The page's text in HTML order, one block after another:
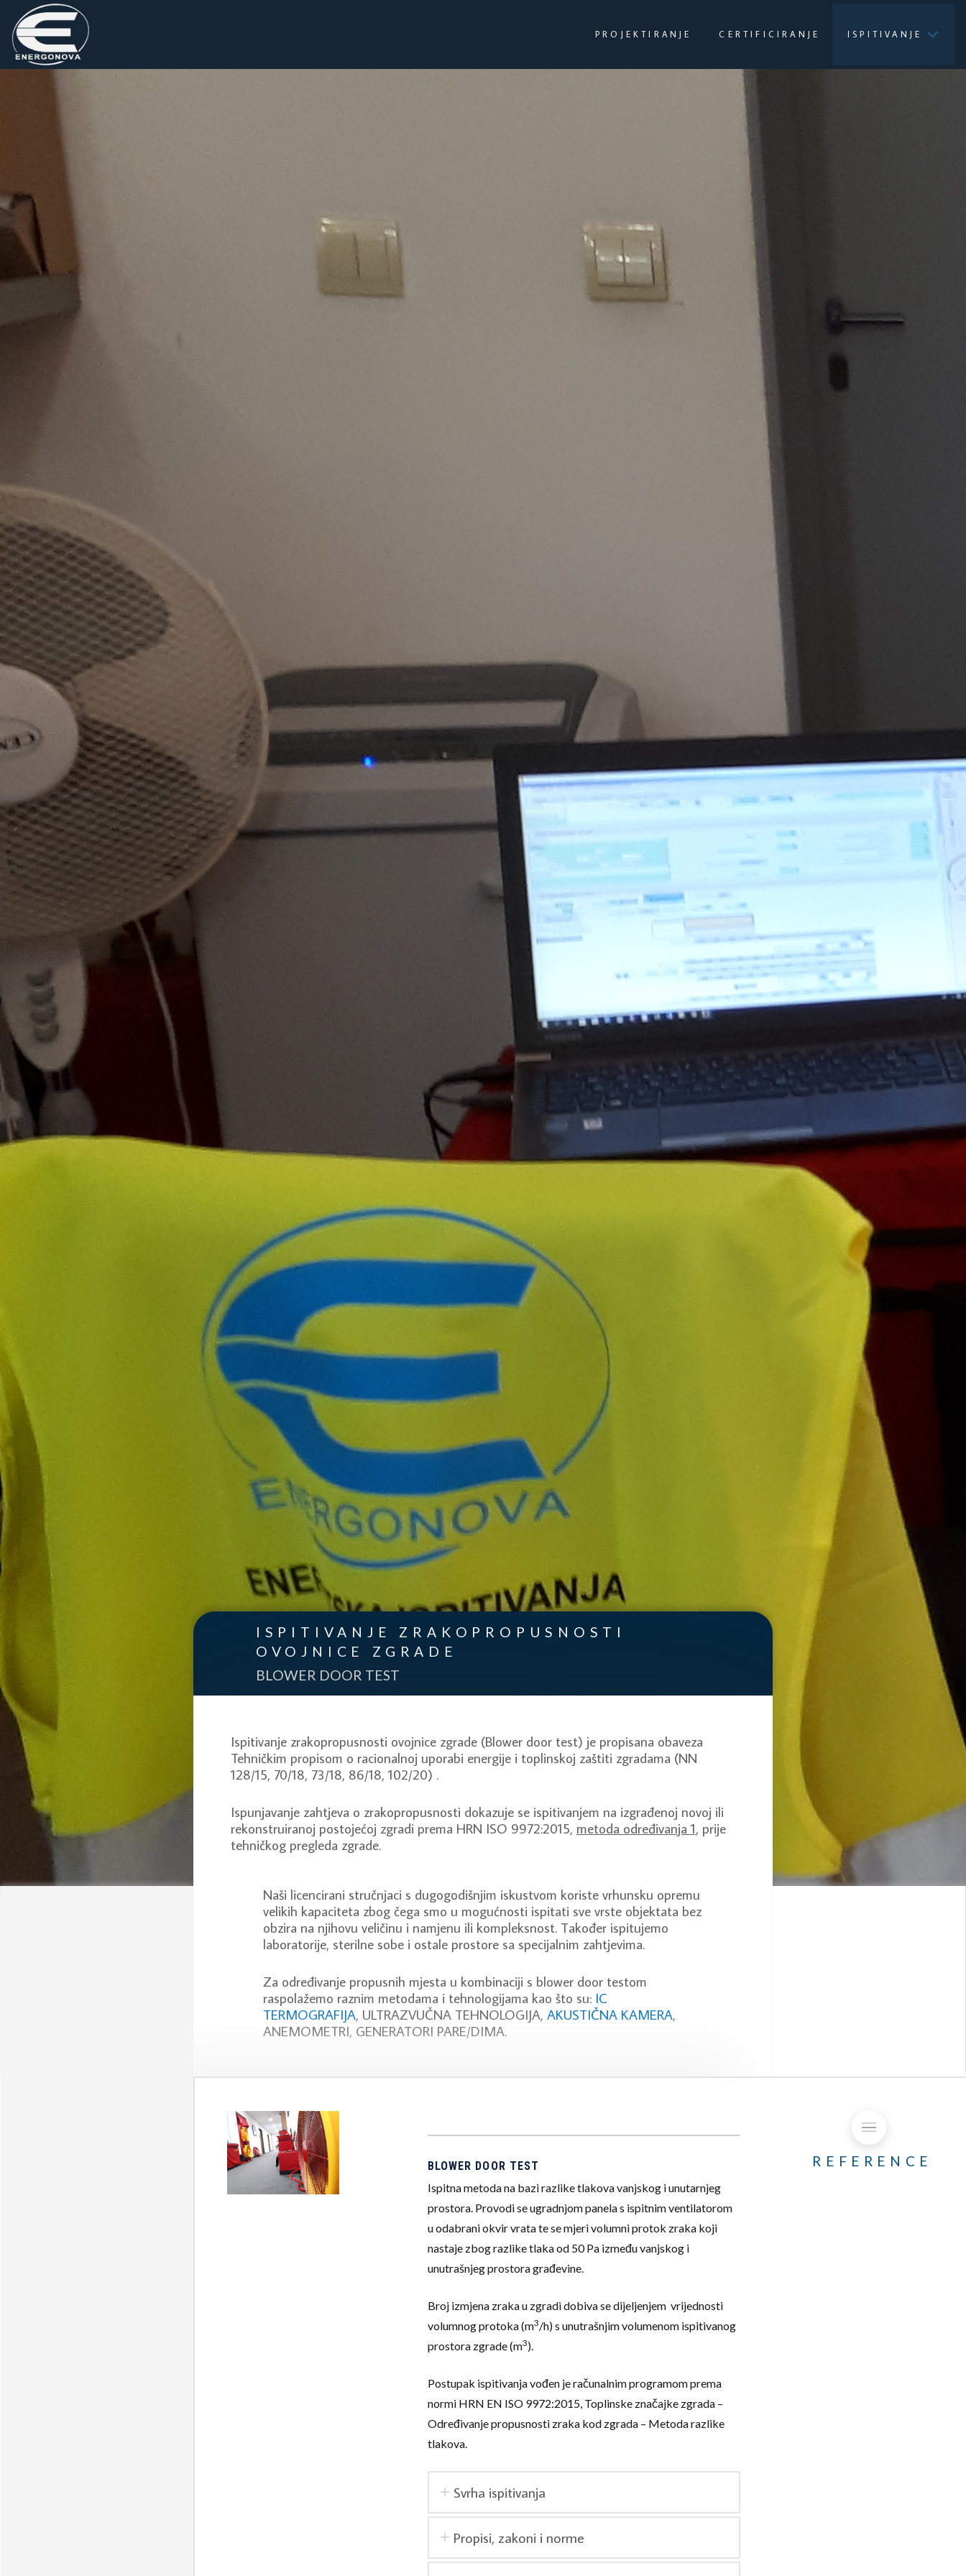
PROJEKTIRANJE CERTIFICIRANJE ISPITIVANJE
ISPITIVANJE ZRAKOPROPUSNOSTI
OVOJNICE ZGRADE
BLOWER DOOR TEST
Ispitivanje zrakopropusnosti ovojnice zgrade (Blower door test) je propisana obaveza
Tehničkim propisom o racionalnoj uporabi energije i toplinskoj zaštiti zgradama (NN
128/15, 70/18, 73/18, 86/18, 102/20) .
Ispunjavanje zahtjeva o zrakopropusnosti dokazuje se ispitivanjem na izgrađenoj novoj ili
rekonstruiranoj postojećoj zgradi prema HRN ISO 9972:2015, metoda određivanja 1, prije
tehničkog pregleda zgrade.
Naši licencirani stručnjaci s dugogodišnjim iskustvom koriste vrhunsku opremu
velikih kapaciteta zbog čega smo u mogućnosti ispitati sve vrste objektata bez
obzira na njihovu veličinu i namjenu ili kompleksnost. Također ispitujemo
laboratorije, sterilne sobe i ostale prostore sa specijalnim zahtjevima.
Za određivanje propusnih mjesta u kombinaciji s blower door testom
raspolažemo raznim metodama i tehnologijama kao što su: IC
TERMOGRAFIJA, ULTRAZVUČNA TEHNOLOGIJA,AKUSTIČNA KAMERA,
ANEMOMETRI, GENERATORI PARE/DIMA.
BLOWER DOOR TEST
Ispitna metoda na bazi razlike tlakova vanjskog i unutarnjeg
prostora. Provodi se ugradnjom panela s ispitnim ventilatorom
u odabrani okvir vrata te se mjeri volumni protok zraka koji
nastaje zbog razlike tlaka od 50 Pa između vanjskog i
unutrašnjeg prostora građevine.
Broj izmjena zraka u zgradi dobiva se dijeljenjem vrijednosti
volumnog protoka (m3/h) s unutrašnjim volumenom ispitivanog
prostora zgrade (m3).
Postupak ispitivanja vođen je računalnim programom prema
normi HRN EN ISO 9972:2015, Toplinske značajke zgrada –
Određivanje propusnosti zraka kod zgrada – Metoda razlike
tlakova.
Svrha ispitivanja
Propisi, zakoni i norme
REFERENCE